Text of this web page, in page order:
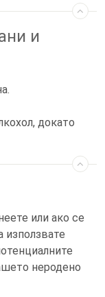
и
докато
или ако се
използвате
неродено